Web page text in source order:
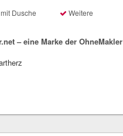
Dusche Weitere
– eine Marke der OhneMakler